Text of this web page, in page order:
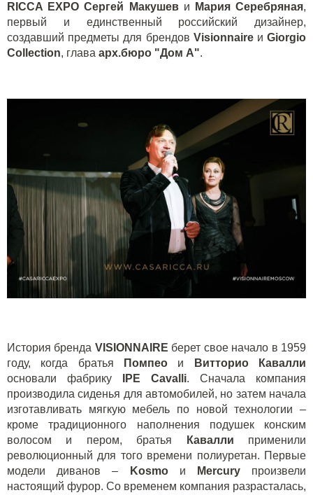
RICCA EXPO Сергей Макушеви Мария Серебряная,
первый и единственный российский дизайнер,
создавший предметы для брендов Visionnaire иGiorgio
Collection, глава арх.бюро "Дом А".
История бренда VISIONNAIRE берет свое начало в 1959
году, когда братья
Помпео и
Витторио Кавалли
основали фабрику
IPE Cavalli. Сначала компания
производила сиденья для автомобилей, но затем начала
изготавливать мягкую мебель по новой технологии –
кроме традиционного наполнения подушек конским
волосом и пером, братья
Кавалли применили
революционный для того времени полиуретан. Первые
модели диванов –
Kosmo и Mercury произвели
настоящий фурор. Со временем компания разрасталась,